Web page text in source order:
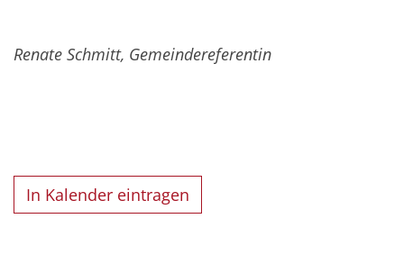
Renate Schmitt, Gemeindereferentin
In Kalender eintragen